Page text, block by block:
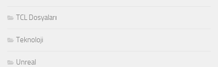
TCL Dosyaları
Teknoloji
Unreal